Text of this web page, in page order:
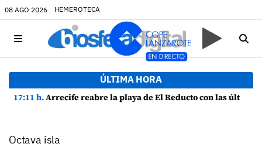
08 AGO 2026 HEMEROTECA
ÚLTIMA HORA
17:11 h.Arrecife reabre la playa de El Reducto con las últimas analíticas mostrando "una buena calidad de las aguas para el baño"
Octava isla